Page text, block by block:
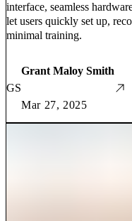
interface, seamless
let users quickly set up,
minimal training.
GS
Grant Maloy Smith
Mar 27, 2025